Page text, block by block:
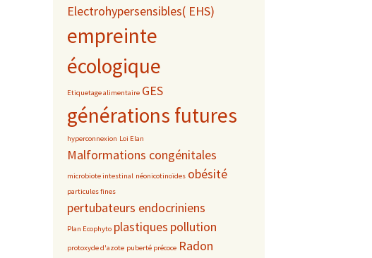
Electrohypersensibles( EHS)
empreinte
écologique
Etiquetage alimentaire GES
générations futures
hyperconnexion Loi Elan
Malformations congénitales
microbiote intestinal néonicotinoïdes obésité
particules fines
pertubateurs endocriniens
Plan Ecophyto plastiques pollution
protoxyde d'azote puberté précoce Radon